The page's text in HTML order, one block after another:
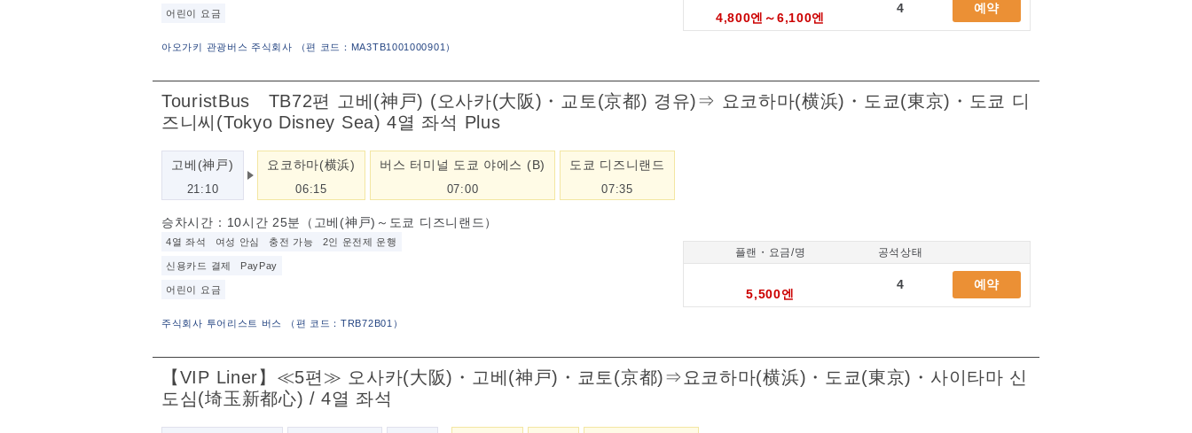
아오가키 관광버스 주식회사 （편 코드：MA3TB1001000901 ）
어린이 요금 4,800엔～6,100엔
4 예약
TouristBus TB72편 고베(神戸) (오사카(大阪)・교토(京都) 경유)⇒ 요코하마(横浜)・도쿄(東京)・도쿄 디
즈니씨(Tokyo Disney Sea) 4열 좌석 Plus
주식회사 투어리스트 버스 （ 편 코드：TRB72B01 ）
고베(神戸)
21:10
요코하마(横浜)
06:15
버스 터미널 도쿄 야에스 (B)
07:00
도쿄 디즈니랜드
07:35
승차시간：10시간 25분（고베(神戸)～도쿄 디즈니랜드）
4열 좌석 여성 안심 충전 가능 2인 운전제 운행
신용카드 결제 PayPay
어린이 요금
플랜・요금/명 공석상태
5,500엔
4 예약
【VIP Liner】≪5편≫ 오사카(大阪)・고베(神戸)・쿄토(京都)⇒요코하마(横浜)・도쿄(東京)・사이타마 신
도심(埼玉新都心) / 4열 좌석